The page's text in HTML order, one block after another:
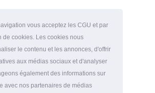
vous acceptez les CGU et par
de cookies. Les cookies nous
le contenu et les annonces, d'offrir
aux médias sociaux et d'analyser
également des informations sur
avec nos partenaires de médias